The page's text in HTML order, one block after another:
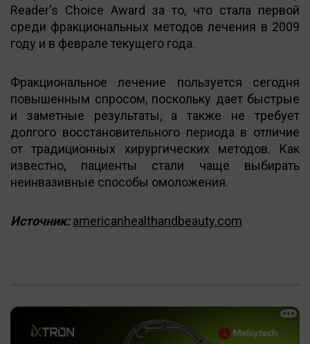
Reader's Choice Award за то, что стала первой
среди фракциональных методов лечения в 2009
году и в феврале текущего года.
Фракциональное лечение пользуется сегодня
повышенным спросом, поскольку дает быстрые
и заметные результаты, а также не требует
долгого восстановительного периода в отличие
от традиционных хирургических методов. Как
известно, пациенты стали чаще выбирать
неинвазивные способы омоложения.
Источник: americanhealthandbeauty.com